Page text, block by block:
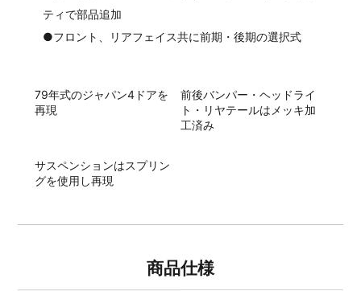
ティで部品追加
●フロント、リアフェイス共に前期・後期の選択式
79年式のジャパン4ドアを
再現
前後バンパー・ヘッドライ
ト・リヤテールはメッキ加
工済み
サスペンションはスプリン
グを使用し再現
商品仕様